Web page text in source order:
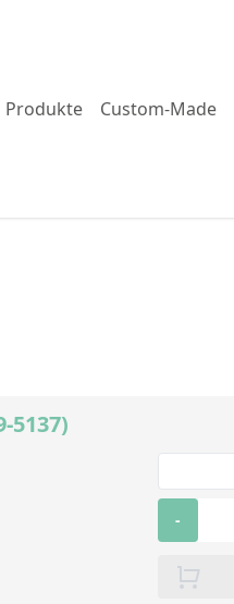
Produkte Custom-Made
5137)
-